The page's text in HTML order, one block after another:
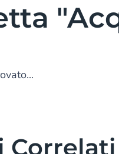
Correlati